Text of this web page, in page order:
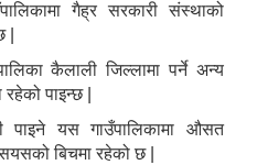
गैह्र सरकारी संस्थाको
कैलाली जिल्लामा पर्ने अन्य
पाइन्छ |
पाइने यस गाउँपालिकामा औसत
बिचमा रहेको छ |